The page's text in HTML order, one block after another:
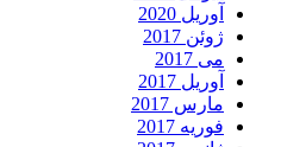
آوریل 2020
ژوئن 2017
می 2017
آوریل 2017
مارس 2017
فوریه 2017